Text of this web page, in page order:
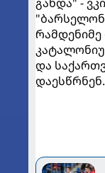
და
დაესწრნენ.